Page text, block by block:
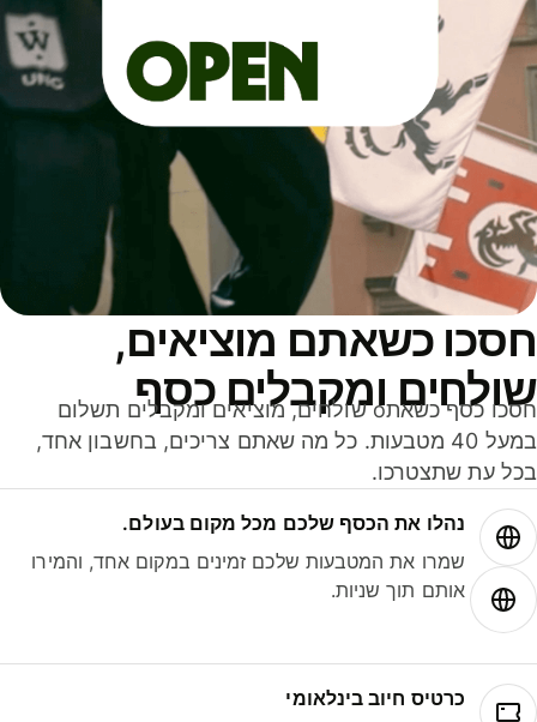
כשאתם מוציאים,
ומקבלים כסף
חסכו כסף כשאתo שולחים, מוציאים ומקבלים תשלום
במעל 40 מטבעות. כל מה שאתם צריכים, בחשבון אחד,
עת שתצטרכו.
נהלו את הכסף שלכם מכל מקום בעולם.
שמרו את המטבעות שלכם זמינים במקום אחד, והמירו
אותם תוך שניות.
כרטיס חיוב בינלאומי